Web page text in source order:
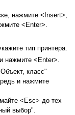
нажмите <Insert>,
<Enter>.
тип принтера.
нажмите <Enter>.
класс"
и нажмите
<Esc> до тех
выбор".